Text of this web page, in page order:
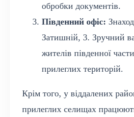
обробки документів.
Південний офіс:
Затишній, 3. Зручний
жителів південної
прилеглих територій.
Крім того, у віддалених
прилеглих селищах